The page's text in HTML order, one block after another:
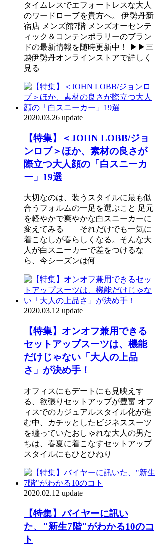
タイムレスでエフォートレスな大人
のワードローブを貴方へ。 伊勢丹新
宿店 メンズ館7階 メンズオーセンテ
ィック＆コンテンポラリーのブラン
ドの最新情報を随時更新中！ ▶▶三
越伊勢丹オンラインストアで詳しく
見る
2020.03.26 update
【特集】＜JOHN LOBB/ジョ
ンロブ＞ほか、素材の良さが
際立つ大人顔の「白スニーカ
ー」19選
大切なのは、装うスタイルに最も似
合うフォルムの一足を選ぶこと 足元
を軽やかで爽やかな白スニーカーに
変えてみる――それだけでも一気に
着こなしが春らしくなる。そんな大
人が白スニーカーで差をつけるな
ら、今シーズンは何
2020.03.12 update
【特集】オンオフ兼用できる
セットアップスーツは、機能
だけじゃない「大人の上品
さ」が決め手！
オフィスにもデートにも見映えす
る、欲張りセットアップが豊富 オフ
ィスでのカジュアルスタイル化が進
む中、カチッとしたビジネススーツ
を纏っていたおしゃれな大人の男た
ちは、春夏に着こなすセットアップ
スタイルにもひとひねり
2020.02.12 update
【特集】バイヤーに訊い
た、"新生7階"がわかる10のコ
ト